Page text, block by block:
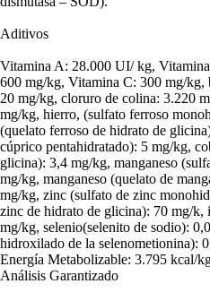
Aditivos
Vitamina A: 28.000 UI/ kg,
600 mg/kg, Vitamina C: 300 mg/
20 mg/kg, cloruro de colina: 3.220
mg/kg, hierro, (sulfato ferroso
(quelato ferroso de hidrato de
cúprico pentahidratado): 5 mg/kg,
glicina): 3,4 mg/kg, manganeso
mg/kg, manganeso (quelato de
mg/kg, zinc (sulfato de zinc
zinc de hidrato de glicina): 70 mg/k,
mg/kg, selenio(selenito de sodio):
hidroxilado de la selenometionina):
Energía Metabolizable: 3.795 kcal/
Análisis Garantizado